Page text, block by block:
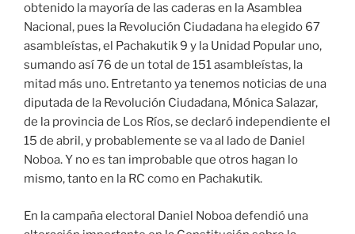
obtenido la mayoría de las caderas en la Asamblea
Nacional, pues la Revolución Ciudadana ha elegido 67
asambleístas, el Pachakutik 9 y la Unidad Popular uno,
sumando así 76 de un total de 151 asambleístas, la
mitad más uno. Entretanto ya tenemos noticias de una
diputada de la Revolución Ciudadana, Mónica Salazar,
de la provincia de Los Ríos, se declaró independiente el
15 de abril, y probablemente se va al lado de Daniel
Noboa. Y no es tan improbable que otros hagan lo
mismo, tanto en la RC como en Pachakutik.
En la campaña electoral Daniel Noboa defendió una